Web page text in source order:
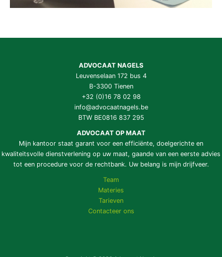
ADVOCAAT NAGELS
Leuvenselaan 172 bus 4
B-3300 Tienen
+32 (0)16 78 02 98
info@advocaatnagels.be
BTW BE0816 837 295
ADVOCAAT OP MAAT
Mijn kantoor staat garant voor een efficiënte, doelgerichte en
kwaliteitsvolle dienstverlening op uw maat, gaande van een eerste advies
tot een procedure voor de rechtbank. Uw belang is mijn drijfveer.
Team
Materies
Tarieven
Contacteer ons